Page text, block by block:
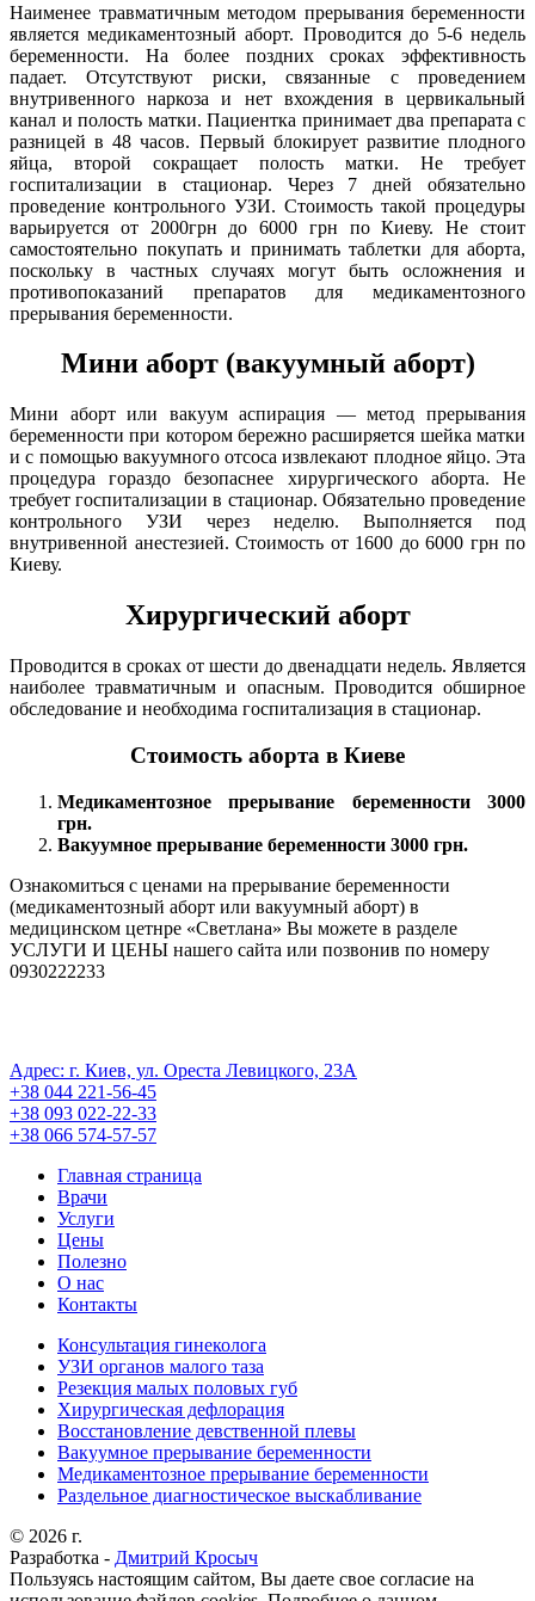
Наименее травматичным методом прерывания беременности
является медикаментозный аборт. Проводится до 5-6 недель
беременности. На более поздних сроках эффективность
падает. Отсутствуют риски, связанные с проведением
внутривенного наркоза и нет вхождения в цервикальный
канал и полость матки. Пациентка принимает два препарата с
разницей в 48 часов. Первый блокирует развитие плодного
яйца, второй сокращает полость матки. Не требует
госпитализации в стационар. Через 7 дней обязательно
проведение контрольного УЗИ. Стоимость такой процедуры
варьируется от 2000грн до 6000 грн по Киеву. Не стоит
самостоятельно покупать и принимать таблетки для аборта,
поскольку в частных случаях могут быть осложнения и
противопоказаний препаратов для медикаментозного
прерывания беременности.
Мини аборт (вакуумный аборт)
Мини аборт или вакуум аспирация — метод прерывания
беременности при котором бережно расширяется шейка матки
и с помощью вакуумного отсоса извлекают плодное яйцо. Эта
процедура гораздо безопаснее хирургического аборта. Не
требует госпитализации в стационар. Обязательно проведение
контрольного УЗИ через неделю. Выполняется под
внутривенной анестезией. Стоимость от 1600 до 6000 грн по
Киеву.
Хирургический аборт
Проводится в сроках от шести до двенадцати недель. Является
наиболее травматичным и опасным. Проводится обширное
обследование и необходима госпитализация в стационар.
Стоимость аборта в Киеве
Медикаментозное прерывание беременности 3000
грн.
Вакуумное прерывание беременности 3000 грн.
Ознакомиться с ценами на прерывание беременности
(медикаментозный аборт или вакуумный аборт) в
медицинском цетнре «Светлана» Вы можете в разделе
УСЛУГИ И ЦЕНЫ нашего сайта или позвонив по номеру
0930222233
Адрес: г. Киев, ул. Ореста Левицкого, 23А
+38 044 221-56-45
+38 093 022-22-33
+38 066 574-57-57
Главная страница
Врачи
Услуги
Цены
Полезно
О нас
Контакты
Консультация гинеколога
УЗИ органов малого таза
Резекция малых половых губ
Хирургическая дефлорация
Восстановление девственной плевы
Вакуумное прерывание беременности
Медикаментозное прерывание беременности
Раздельное диагностическое выскабливание
© 2026 г.
Разработка - Дмитрий Кросыч
Пользуясь настоящим сайтом, Вы даете свое согласие на